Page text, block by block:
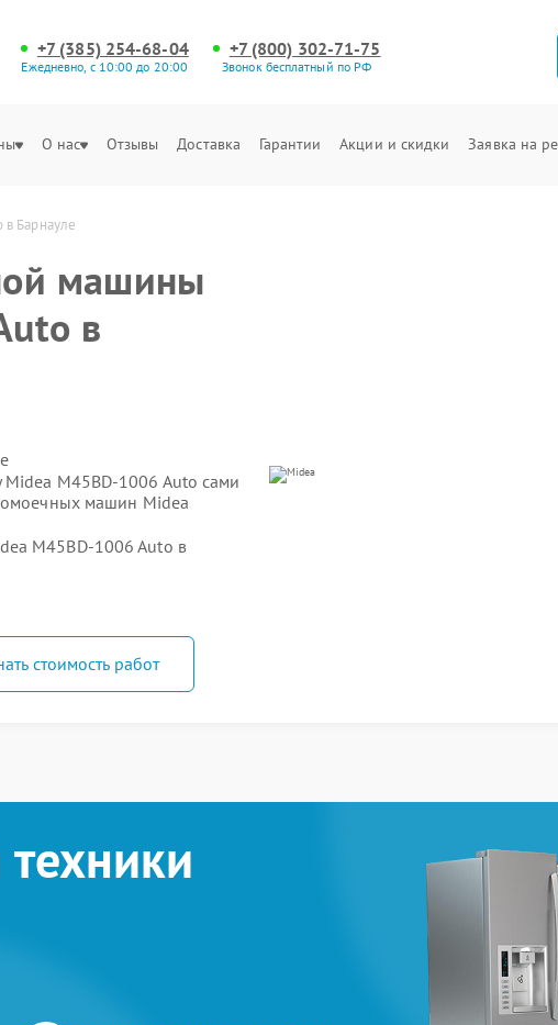
+7 (385) 254-68-04
Ежедневно, с 10:00 до 20:00
+7 (800) 302-71-75
Звонок бесплатный по РФ
О нас Отзывы Доставка Гарантии Акции и скидки Заявка на
Барнауле
машины
в
M45BD-1006 Auto сами
машин Midea
M45BD-1006 Auto в
стоимость работ